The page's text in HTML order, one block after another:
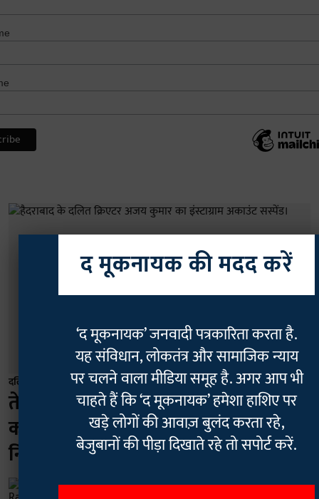
दलित
तेलंगाना: दक्षिणपंथी क्रिएटर से 'डॉक्सिंग'
का शिकार हुए दलित इन्फ्लुएंसर अजय,
निजी जानकारी किया गया लीक
Rajan Chaudhary
द मूकनायक की मदद करें
‘द मूकनायक’ जनवादी पत्रकारिता करता है.
यह संविधान, लोकतंत्र और सामाजिक न्याय
पर चलने वाला मीडिया समूह है. अगर आप भी
चाहते हैं कि ‘द मूकनायक’ हमेशा हाशिए पर
खड़े लोगों की आवाज़ बुलंद करता रहे,
बेजुबानों की पीड़ा दिखाते रहे तो सपोर्ट करें.